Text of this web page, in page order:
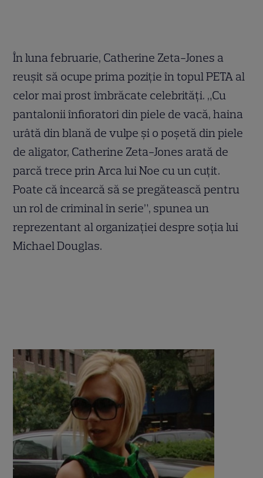
În luna februarie, Catherine Zeta-Jones a
reuşit să ocupe prima poziţie în topul PETA al
celor mai prost îmbrăcate celebrităţi. „Cu
pantalonii înfioratori din piele de vacă, haina
urâtă din blană de vulpe şi o poşetă din piele
de aligator, Catherine Zeta-Jones arată de
parcă trece prin Arca lui Noe cu un cuţit.
Poate că încearcă să se pregătească pentru
un rol de criminal în serie”, spunea un
reprezentant al organizaţiei despre soţia lui
Michael Douglas.